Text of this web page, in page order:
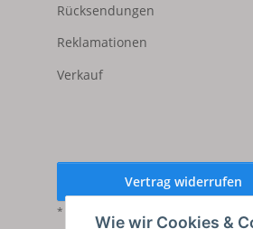
Wie wir Cookies &
Rücksendungen
Reklamationen
Verkauf
Vertrag widerrufen
* Alle Preise inkl. gesetzlicher USt., zzgl.